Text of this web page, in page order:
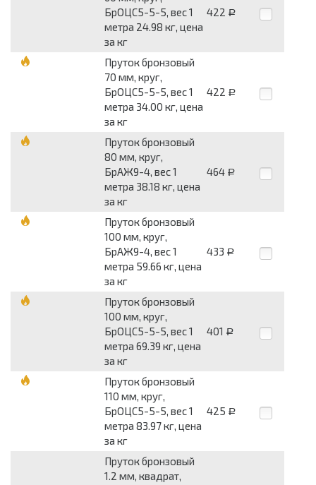
БрОЦС5-5-5, вес 1
метра 24.98 кг, цена
за кг
422 Р
Пруток бронзовый
70 мм, круг,
БрОЦС5-5-5, вес 1
метра 34.00 кг, цена
за кг
422 Р
Пруток бронзовый
80 мм, круг,
БрАЖ9-4, вес 1
метра 38.18 кг, цена
за кг
464 Р
Пруток бронзовый
100 мм, круг,
БрАЖ9-4, вес 1
метра 59.66 кг, цена
за кг
433 Р
Пруток бронзовый
100 мм, круг,
БрОЦС5-5-5, вес 1
метра 69.39 кг, цена
за кг
401 Р
Пруток бронзовый
110 мм, круг,
БрОЦС5-5-5, вес 1
метра 83.97 кг, цена
за кг
425 Р
Пруток бронзовый
1.2 мм, квадрат,